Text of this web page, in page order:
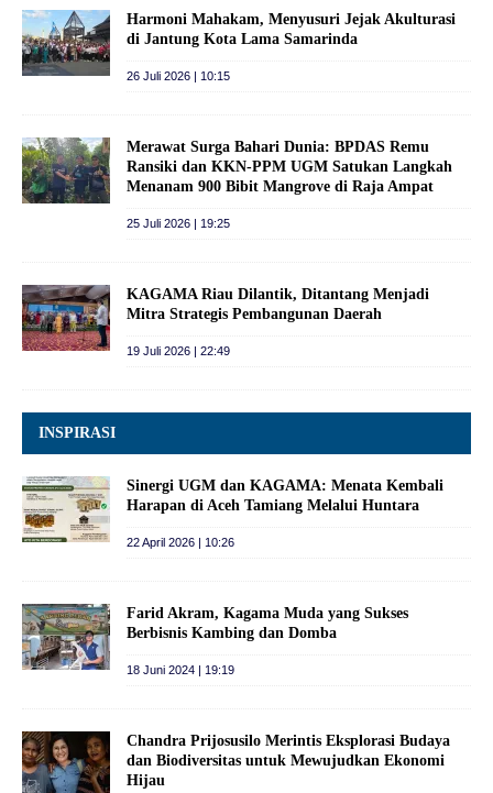
Harmoni Mahakam, Menyusuri Jejak Akulturasi
di Jantung Kota Lama Samarinda
26 Juli 2026 | 10:15
Merawat Surga Bahari Dunia: BPDAS Remu
Ransiki dan KKN-PPM UGM Satukan Langkah
Menanam 900 Bibit Mangrove di Raja Ampat
25 Juli 2026 | 19:25
KAGAMA Riau Dilantik, Ditantang Menjadi
Mitra Strategis Pembangunan Daerah
19 Juli 2026 | 22:49
INSPIRASI
Sinergi UGM dan KAGAMA: Menata Kembali
Harapan di Aceh Tamiang Melalui Huntara
22 April 2026 | 10:26
Farid Akram, Kagama Muda yang Sukses
Berbisnis Kambing dan Domba
18 Juni 2024 | 19:19
Chandra Prijosusilo Merintis Eksplorasi Budaya
dan Biodiversitas untuk Mewujudkan Ekonomi
Hijau